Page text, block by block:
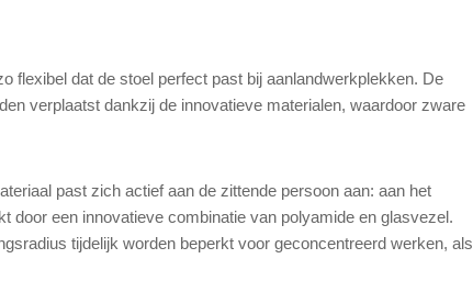
flexibel dat de stoel perfect past bij aanlandwerkplekken. De
verplaatst dankzij de innovatieve materialen, waardoor zware
past zich actief aan de zittende persoon aan: aan het
door een innovatieve combinatie van polyamide en glasvezel.
tijdelijk worden beperkt voor geconcentreerd werken, als